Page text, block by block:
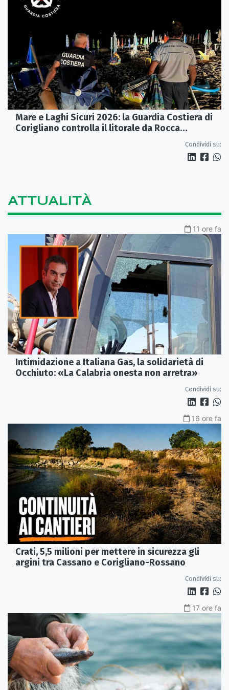
Mare e Laghi Sicuri 2026: la Guardia Costiera di
Corigliano controlla il litorale da Rocca
Condividi su:
ATTUALITÀ
11 ore fa
Intimidazione a Italiana Gas, la solidarietà di
Occhiuto: «La Calabria onesta non arretra»
Condividi su:
16 ore fa
Crati, 5,5 milioni per mettere in sicurezza gli
argini tra Cassano e Corigliano-Rossano
Condividi su:
17 ore fa